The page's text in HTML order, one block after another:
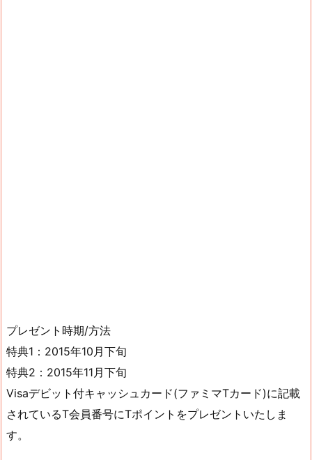
プレゼント時期/方法
特典1：2015年10月下旬
特典2：2015年11月下旬
Visaデビット付キャッシュカード(ファミマTカード)に記載
されているT会員番号にTポイントをプレゼントいたしま
す。